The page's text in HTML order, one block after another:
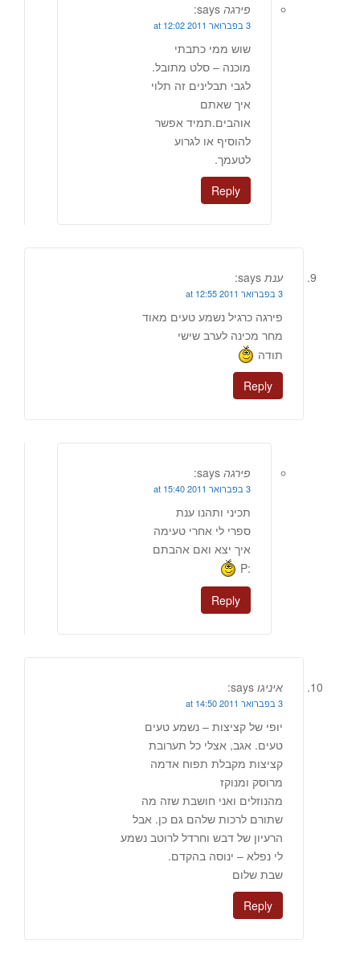
פירגה says:
3 בפברואר 2011 at 12:02
שוש ממי כתבתי
מוכנה – סלט מתובל.
לגבי תבלינים זה תלוי
איך שאתם
אוהבים.תמיד אפשר
להוסיף או לגרוע
לטעמך.
Reply
ענת says:
3 בפברואר 2011 at 12:55
פירגה כרגיל נשמע טעים מאוד
מחר מכינה לערב שישי
תודה
Reply
פירגה says:
3 בפברואר 2011 at 15:40
תכיני ותהנו ענת
ספרי לי אחרי טעימה
איך יצא ואם אהבתם
:P
Reply
איניגו says:
3 בפברואר 2011 at 14:50
יופי של קציצות – נשמע טעים
טעים. אגב, אצלי כל תערובת
קציצות מקבלת תפוח אדמה
מרוסק ומנוקז
מהנוזלים ואני חושבת שזה מה
שתורם לרכות שלהם גם כן. אבל
הרעיון של דבש וחרדל לרוטב נשמע
לי נפלא – ינוסה בהקדם.
שבת שלום
Reply